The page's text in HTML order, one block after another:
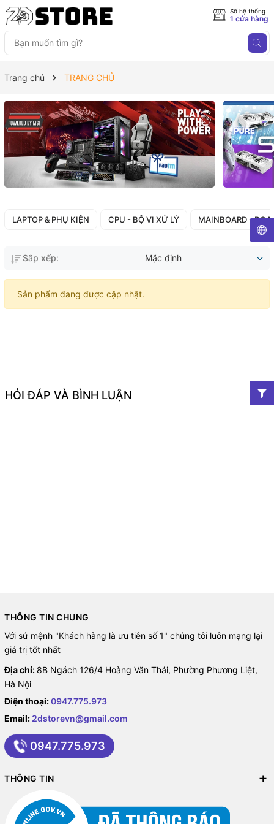
Số hệ thống
1 cửa hàng
Trang chủ TRANG CHỦ
LAPTOP & PHỤ KIỆN CPU - BỘ VI XỬ LÝ MAINBOARD - BO
Sắp xếp: Mặc định
Sản phẩm đang được cập nhật.
HỎI ĐÁP VÀ BÌNH LUẬN
THÔNG TIN CHUNG
Với sứ mệnh "Khách hàng là ưu tiên số 1" chúng tôi luôn mạng lại
giá trị tốt nhất
Địa chỉ: 8B Ngách 126/4 Hoàng Văn Thái, Phường Phương Liệt,
Hà Nội
Điện thoại:0947.775.973
Email: 2dstorevn@gmail.com
0947.775.973
THÔNG TIN